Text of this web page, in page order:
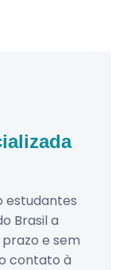
estudantes
Brasil a
e sem
contato à